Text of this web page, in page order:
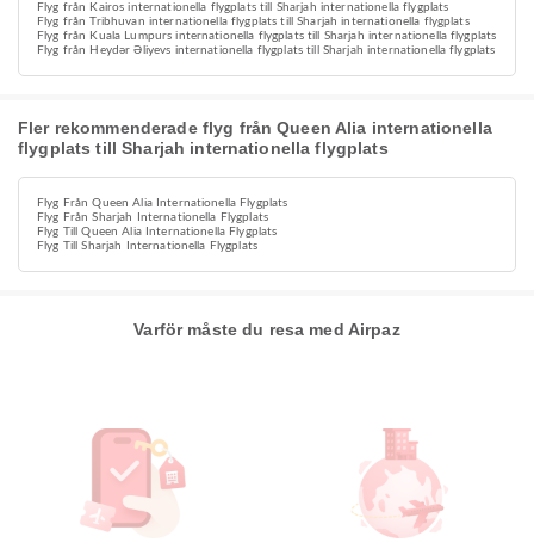
Flyg från Kairos internationella flygplats till Sharjah internationella flygplats
Flyg från Tribhuvan internationella flygplats till Sharjah internationella flygplats
Flyg från Kuala Lumpurs internationella flygplats till Sharjah internationella flygplats
Flyg från Heydər Əliyevs internationella flygplats till Sharjah internationella flygplats
Fler rekommenderade flyg från Queen Alia internationella
flygplats till Sharjah internationella flygplats
Flyg Från Queen Alia Internationella Flygplats
Flyg Från Sharjah Internationella Flygplats
Flyg Till Queen Alia Internationella Flygplats
Flyg Till Sharjah Internationella Flygplats
Varför måste du resa med Airpaz